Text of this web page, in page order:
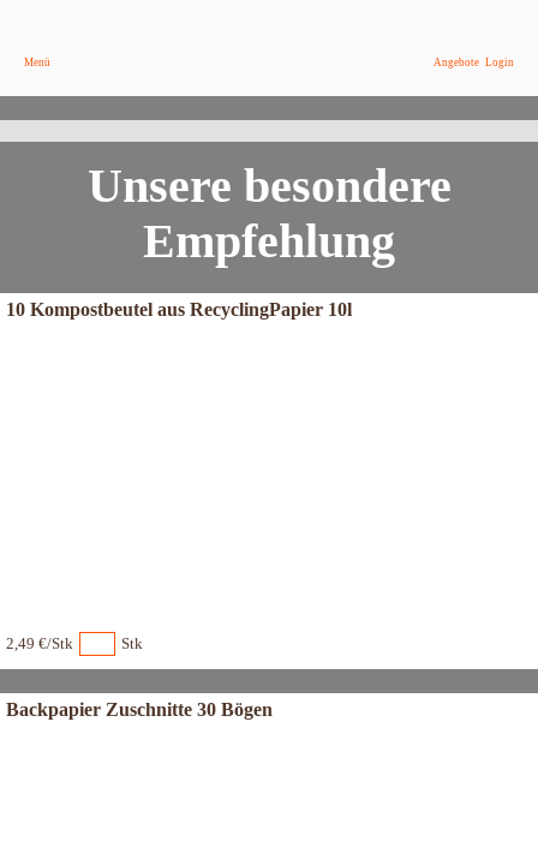
Menü Angebote Login
Unsere besondere
Empfehlung
10 Kompostbeutel aus RecyclingPapier 10l
2,49 €/Stk Stk
Backpapier Zuschnitte 30 Bögen